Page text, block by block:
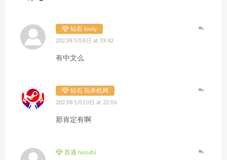
钻石 losty
2023年5月8日 at 19:42
有中文么
钻石 玩单机网
2023年5月10日 at 22:06
那肯定有啊
普通 hiroshi